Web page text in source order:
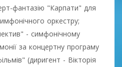
фантазію "Карпати" для
оркестру;
- симфонічному
за концертну програму
(диригент - Вікторія